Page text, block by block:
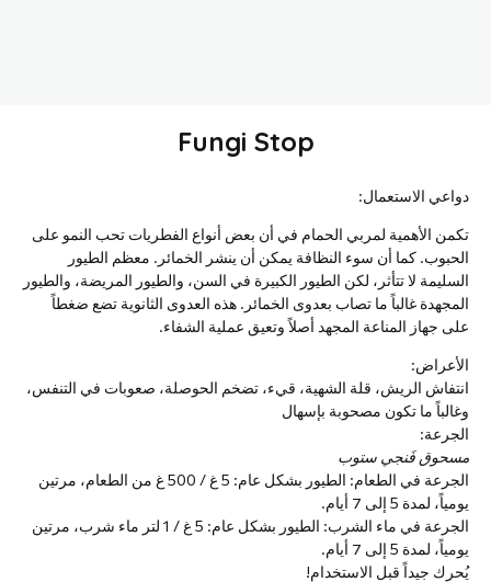
Fungi Stop
دواعي الاستعمال:
تكمن الأهمية لمربي الحمام في أن بعض أنواع الفطريات تحب النمو على
الحبوب. كما أن سوء النظافة يمكن أن ينشر الخمائر. معظم الطيور
السليمة لا تتأثر، لكن الطيور الكبيرة في السن، والطيور المريضة، والطيور
المجهدة غالباً ما تصاب بعدوى الخمائر. هذه العدوى الثانوية تضع ضغطاً
على جهاز المناعة المجهد أصلاً وتعيق عملية الشفاء.
الأعراض:
انتفاش الريش، قلة الشهية، قيء، تضخم الحوصلة، صعوبات في التنفس،
وغالباً ما تكون مصحوبة بإسهال
الجرعة:
مسحوق فَنجي ستوب
الجرعة في الطعام: الطيور بشكل عام: 5 غ / 500 غ من الطعام، مرتين
يومياً، لمدة 5 إلى 7 أيام.
الجرعة في ماء الشرب: الطيور بشكل عام: 5 غ / 1 لتر ماء شرب، مرتين
يومياً، لمدة 5 إلى 7 أيام.
يُحرك جيداً قبل الاستخدام!